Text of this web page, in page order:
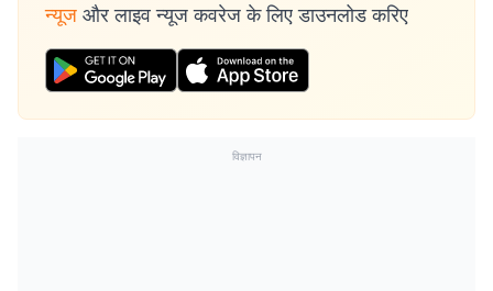
न्यूज और लाइव न्यूज कवरेज के लिए डाउनलोड करिए
विज्ञापन